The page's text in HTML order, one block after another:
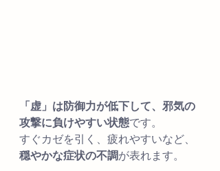
「虚」は防御力が低下して、邪気の
攻撃に負けやすい状態です。
すぐカゼを引く、疲れやすいなど、
穏やかな症状の不調が表れます。